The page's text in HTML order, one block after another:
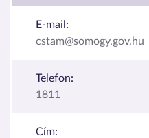
E-mail:
cstam@somogy.gov.hu
Telefon:
1811
Cím: